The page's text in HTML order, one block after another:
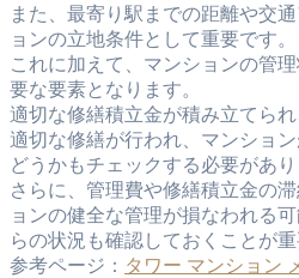
また、最寄り駅までの距離や交
ョンの立地条件として重要です。
これに加えて、マンションの管
要な要素となります。
適切な修繕積立金が積み立てら
適切な修繕が行われ、マンショ
どうかもチェックする必要があり
さらに、管理費や修繕積立金の
ョンの健全な管理が損なわれる
らの状況も確認しておくことが重
参考ページ： タワー マンション